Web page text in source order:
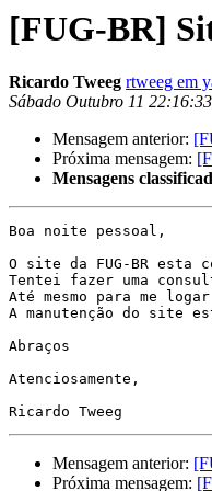
[FUG-BR]
Ricardo Tweeg rtweeg em
Sábado Outubro 11
Mensagem anterior:
Próxima mensagem:
Mensagens
Boa noite pessoal,
O site da FUG-BR esta
Tentei fazer uma
Até mesmo para me
A manutenção do site
Abraços
Atenciosamente,
Mensagem anterior:
Próxima mensagem: